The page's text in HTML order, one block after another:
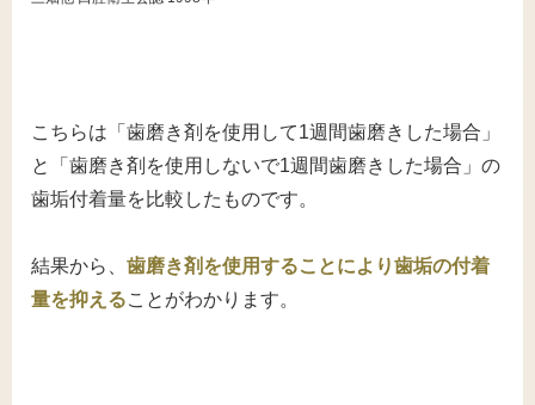
こちらは「歯磨き剤を使用して1週間歯磨きした場合」
と「歯磨き剤を使用しないで1週間歯磨きした場合」の
歯垢付着量を比較したものです。
結果から、 歯磨き剤を使用することにより歯垢の付着
量を抑えることがわかります。